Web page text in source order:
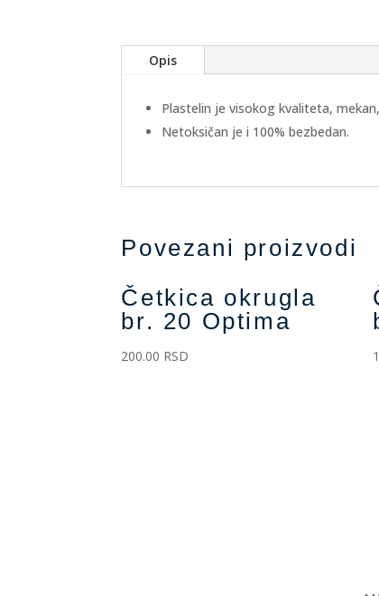
Opis
Plastelin je visokog kvaliteta,
Netoksičan je i 100% bezbedan.
Povezani proizvodi
Četkica okrugla
br. 20 Optima
200.00 RSD